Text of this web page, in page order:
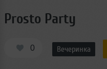
Prosto Party
0 Вечеринка